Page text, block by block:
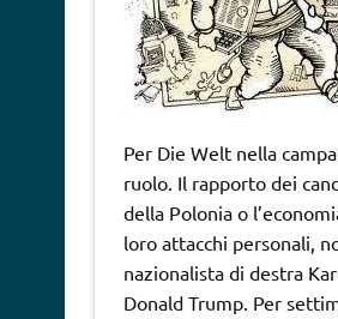
Per Die Welt nella
ruolo. Il rapporto dei
della Polonia o
loro attacchi personali,
nazionalista di destra
Donald Trump. Per